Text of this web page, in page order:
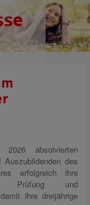
absolvierten
Auszubildenden des
erfolgreich ihre
Prüfung und
ihre dreijährige